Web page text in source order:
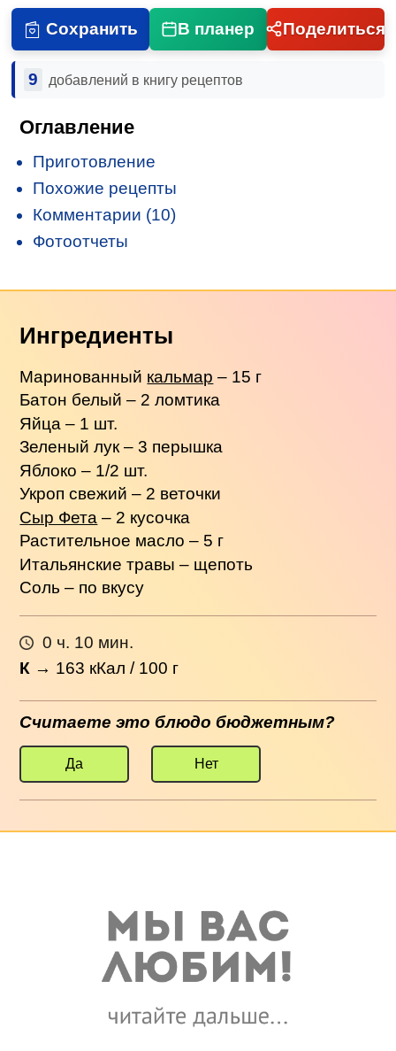
Сохранить В планер Поделиться
9 добавлений в книгу рецептов
Оглавление
Приготовление
Похожие рецепты
Комментарии (10)
Фотоотчеты
Ингредиенты
Маринованный кальмар – 15 г
Батон белый – 2 ломтика
Яйца – 1 шт.
Зеленый лук – 3 перышка
Яблоко – 1/2 шт.
Укроп свежий – 2 веточки
Сыр Фета – 2 кусочка
Растительное масло – 5 г
Итальянские травы – щепоть
Соль – по вкусу
0 ч. 10 мин.
К → 163 кКал / 100 г
Считаете это блюдо бюджетным?
Да Нет